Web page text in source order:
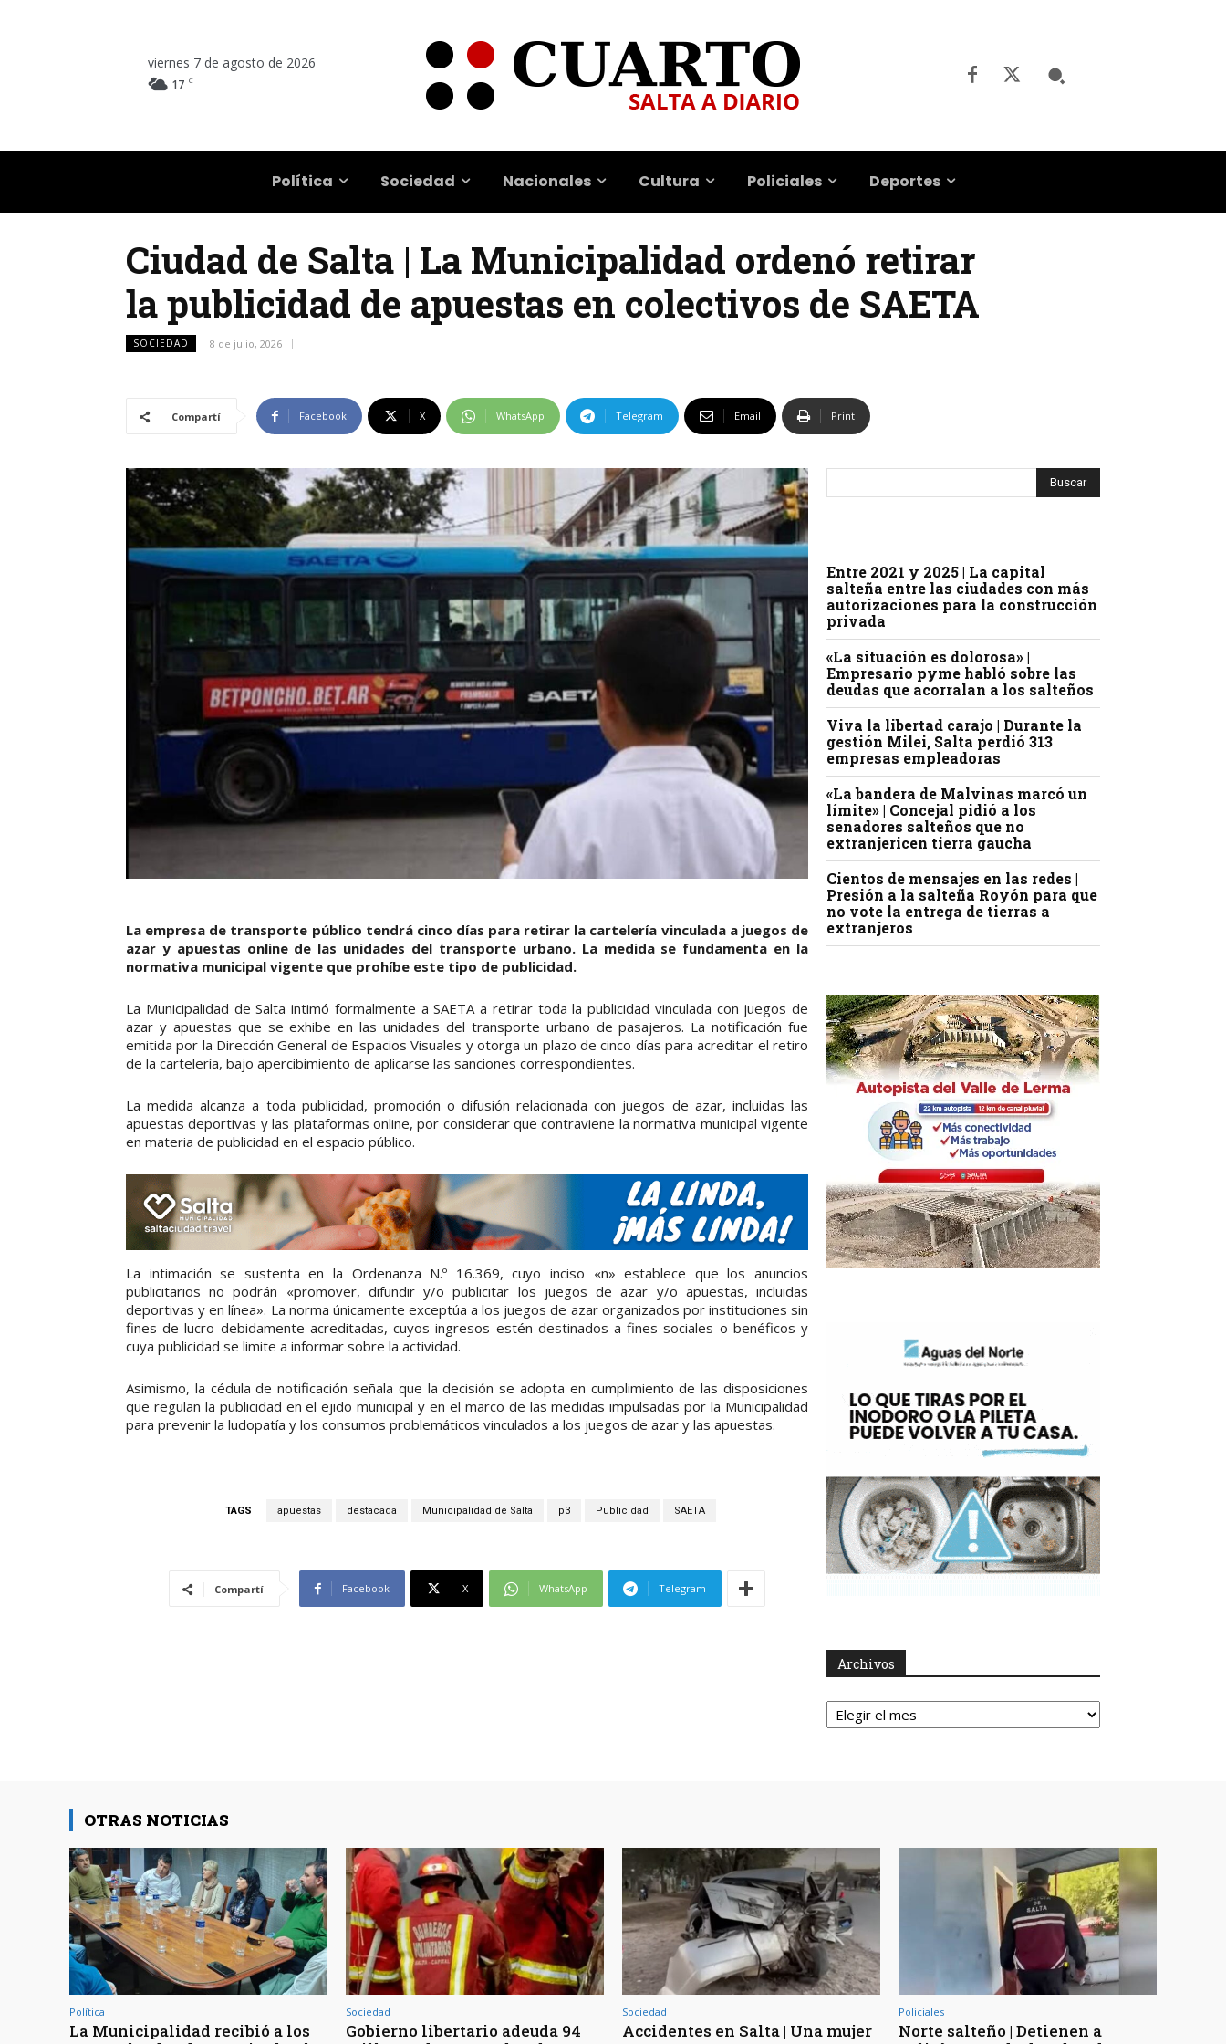
viernes 7 de agosto de 2026
17 C
Política Sociedad Nacionales Cultura Policiales Deportes
Ciudad de Salta | La Municipalidad ordenó retirar
la publicidad de apuestas en colectivos de SAETA
SOCIEDAD 8 de julio, 2026
Compartí Facebook X WhatsApp Telegram Email Print
La empresa de transporte público tendrá cinco días para retirar la cartelería vinculada a juegos de
azar y apuestas online de las unidades del transporte urbano. La medida se fundamenta en la
normativa municipal vigente que prohíbe este tipo de publicidad.
La Municipalidad de Salta intimó formalmente a SAETA a retirar toda la publicidad vinculada con juegos de
azar y apuestas que se exhibe en las unidades del transporte urbano de pasajeros. La notificación fue
emitida por la Dirección General de Espacios Visuales y otorga un plazo de cinco días para acreditar el retiro
de la cartelería, bajo apercibimiento de aplicarse las sanciones correspondientes.
La medida alcanza a toda publicidad, promoción o difusión relacionada con juegos de azar, incluidas las
apuestas deportivas y las plataformas online, por considerar que contraviene la normativa municipal vigente
en materia de publicidad en el espacio público.
La intimación se sustenta en la Ordenanza N.º 16.369, cuyo inciso «n» establece que los anuncios
publicitarios no podrán «promover, difundir y/o publicitar los juegos de azar y/o apuestas, incluidas
deportivas y en línea». La norma únicamente exceptúa a los juegos de azar organizados por instituciones sin
fines de lucro debidamente acreditadas, cuyos ingresos estén destinados a fines sociales o benéficos y
cuya publicidad se limite a informar sobre la actividad.
Asimismo, la cédula de notificación señala que la decisión se adopta en cumplimiento de las disposiciones
que regulan la publicidad en el ejido municipal y en el marco de las medidas impulsadas por la Municipalidad
para prevenir la ludopatía y los consumos problemáticos vinculados a los juegos de azar y las apuestas.
TAGS apuestas destacada Municipalidad de Salta p3 Publicidad SAETA
Compartí Facebook X WhatsApp Telegram
Entre 2021 y 2025 | La capital
salteña entre las ciudades con más
autorizaciones para la construcción
privada
«La situación es dolorosa» |
Empresario pyme habló sobre las
deudas que acorralan a los salteños
Viva la libertad carajo | Durante la
gestión Milei, Salta perdió 313
empresas empleadoras
«La bandera de Malvinas marcó un
límite» | Concejal pidió a los
senadores salteños que no
extranjericen tierra gaucha
Cientos de mensajes en las redes |
Presión a la salteña Royón para que
no vote la entrega de tierras a
extranjeros
Archivos
Archivos
OTRAS NOTICIAS
Política
La Municipalidad recibió a los
Sociedad
Gobierno libertario adeuda 94
Sociedad
Accidentes en Salta | Una mujer
Policiales
Norte salteño | Detienen a